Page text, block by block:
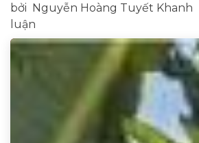
bởi Nguyễn Hoàng Tuyết Khanh
luận